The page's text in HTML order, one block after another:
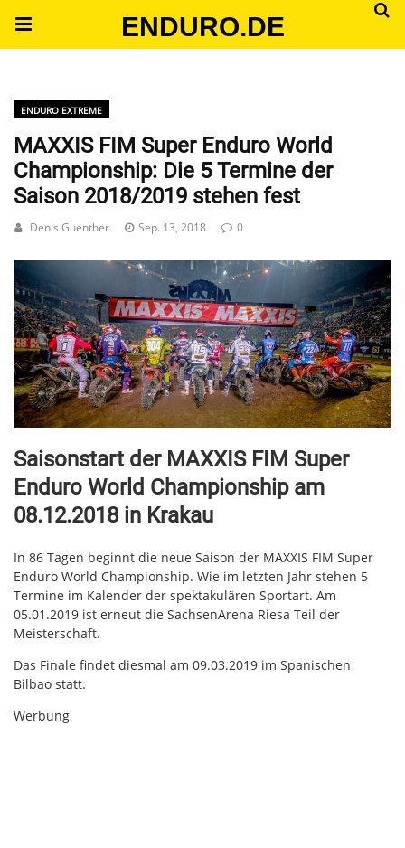
ENDURO.DE
ENDURO EXTREME
MAXXIS FIM Super Enduro World
Championship: Die 5 Termine der
Saison 2018/2019 stehen fest
Denis Guenther Sep. 13, 2018 0
Saisonstart der MAXXIS FIM Super
Enduro World Championship am
08.12.2018 in Krakau
In 86 Tagen beginnt die neue Saison der MAXXIS FIM Super
Enduro World Championship. Wie im letzten Jahr stehen 5
Termine im Kalender der spektakulären Sportart. Am
05.01.2019 ist erneut die SachsenArena Riesa Teil der
Meisterschaft.
Das Finale findet diesmal am 09.03.2019 im Spanischen
Bilbao statt.
Werbung